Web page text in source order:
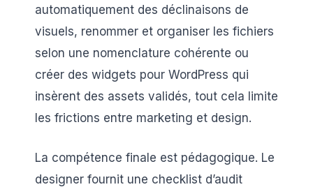
automatiquement des déclinaisons de
visuels, renommer et organiser les fichiers
selon une nomenclature cohérente ou
créer des widgets pour WordPress qui
insèrent des assets validés, tout cela limite
les frictions entre marketing et design.
La compétence finale est pédagogique. Le
designer fournit une checklist d’audit